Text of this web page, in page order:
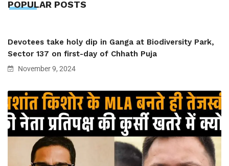
POPULAR POSTS
Devotees take holy dip in Ganga at Biodiversity Park,
Sector 137 on first-day of Chhath Puja
November 9, 2024